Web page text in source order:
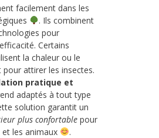
facilement dans les
. Ils combinent
pour
Certains
la chaleur ou le
attirer les insectes.
pratique et
adaptés à tout type
solution garantit un
plus confortable pour
les animaux
.